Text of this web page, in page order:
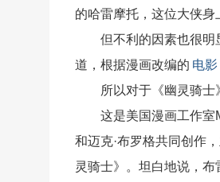
的哈雷摩托，这位大侠身
但不利的因素也很明显
道，根据漫画改编的 电影
所以对于《幽灵骑士》
这是美国漫画工作室
和迈克·布罗格共同创作
灵骑士》。坦白地说，布